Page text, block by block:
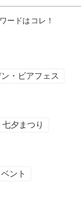
ードはコレ！
・ビアフェス
七夕まつり
ント